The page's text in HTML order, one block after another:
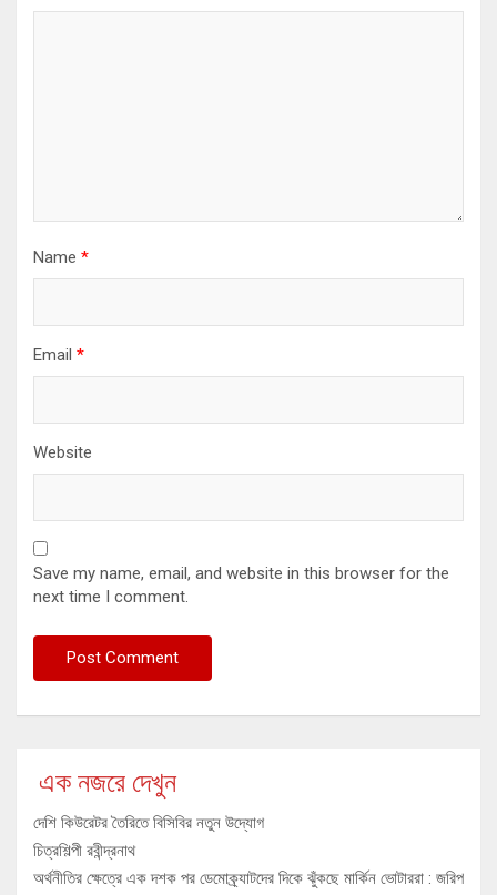
Name *
Email *
Website
Save my name, email, and website in this browser for the
next time I comment.
এক নজরে দেখুন
দেশি কিউরেটর তৈরিতে বিসিবির নতুন উদ্যোগ
চিত্রশিল্পী রবীন্দ্রনাথ
অর্থনীতির ক্ষেত্রে এক দশক পর ডেমোক্র্যাটদের দিকে ঝুঁকছে মার্কিন ভোটাররা : জরিপ